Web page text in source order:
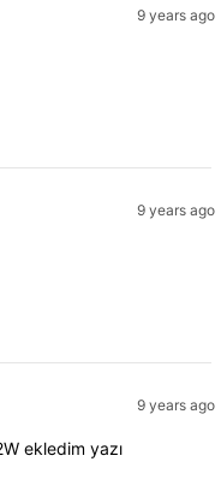
9 years ago
9 years ago
9 years ago
ekledim yazı